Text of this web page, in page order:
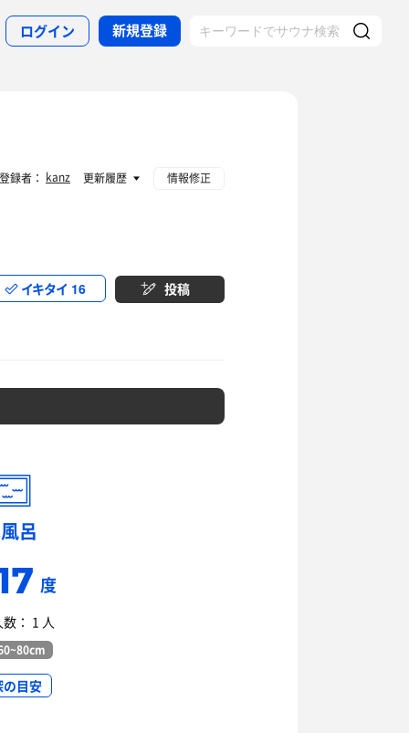
ログイン 新規登録
イキタイ 16 投稿
呂
度
： 1 人
の目安
登録者： kanz 更新履歴 情報修正